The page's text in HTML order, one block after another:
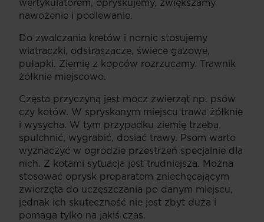
nawożenie i podlewanie.
Do zwalczania kretów i nornic stosujemy
wiatraczki, odstraszacze, świece gazowe,
pułapki. Ziemię z kopców rozrzucamy. Trawnik
żółknie miejscowo.
Częsta przyczyną jest mocz zwierząt np. psów
czy kotów. W spryskanym miejscu trawa żółknie
i wysycha. W tym przypadku ziemię trzeba
spulchnić, wygrabić, dosiać trawy. Psom warto
wyznaczyć w ogrodzie przestrzeń specjalnie dla
nich. Z kotami sytuacja jest trudniejsza. Można
stosować oprysk preparatem zniechęcającym
zwierzęta do uczęszczania po danym miejscu,
jednak ich skuteczność nie jest zbyt duża i
pomaga tylko na jakiś czas.